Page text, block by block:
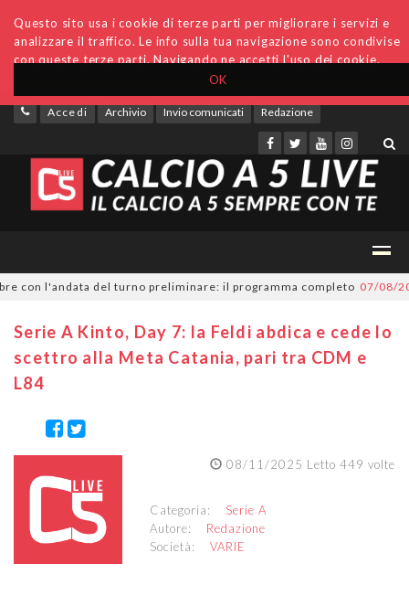
OK
Questo sito usa i cookie di terze parti per migliorare i servizi e
analizzare il traffico. Le info sulla tua navigazione sono condivise
con queste terze parti. Navigando ne accetti l'uso dei cookie.
Accedi Archivio Invio comunicati Redazione
l'andata del turno preliminare: il programma completo 07/08/2026
Serie A Kinto, Day 7: la Feldi abdica e cede lo
scettro alla Meta Catania, pari tra CDM e
L84
08/11/2025 Letto 449 volte
Categoria: Serie A
Autore: Redazione
Società:VARIE